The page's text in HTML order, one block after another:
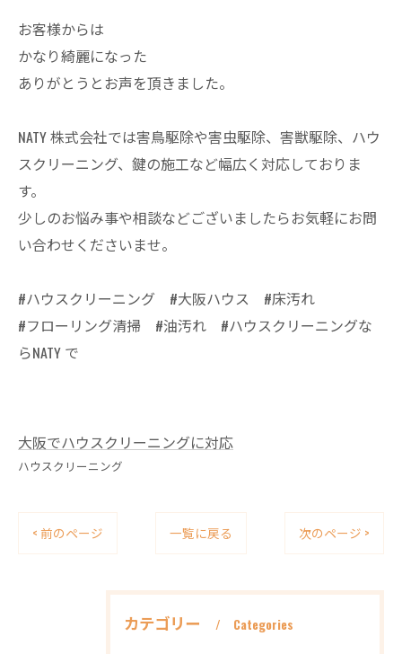
お客様からは
かなり綺麗になった
ありがとうとお声を頂きました。
NATY 株式会社では害鳥駆除や害虫駆除、害獣駆除、ハウ
スクリーニング、鍵の施工など幅広く対応しておりま
す。
少しのお悩み事や相談などございましたらお気軽にお問
い合わせくださいませ。
#ハウスクリーニング #大阪ハウス #床汚れ
#フローリング清掃 #油汚れ #ハウスクリーニングな
らNATY で
大阪でハウスクリーニングに対応
ハウスクリーニング
< 前のページ 一覧に戻る 次のページ >
カテゴリー Categories